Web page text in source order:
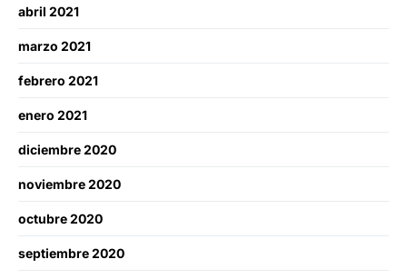
abril 2021
marzo 2021
febrero 2021
enero 2021
diciembre 2020
noviembre 2020
octubre 2020
septiembre 2020